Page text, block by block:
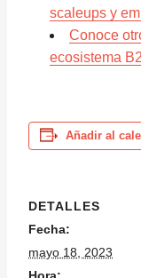
scaleups y
Conoce
ecosistema
Añadir al
DETALLES
Fecha:
mayo 18, 2023